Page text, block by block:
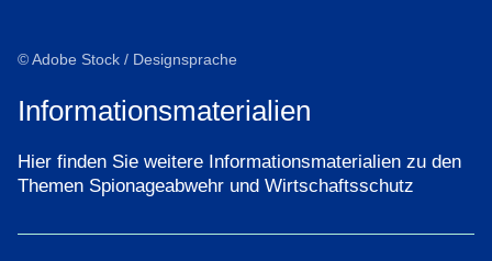
© Adobe Stock / Designsprache
Informationsmaterialien
Hier finden Sie weitere Informationsmaterialien zu den
Themen Spionageabwehr und Wirtschaftsschutz